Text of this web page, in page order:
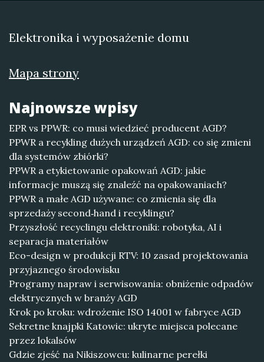
Elektronika i wyposażenie domu
Mapa strony
Najnowsze wpisy
EPR vs PPWR: co musi wiedzieć producent AGD?
PPWR a recykling dużych urządzeń AGD: co się zmieni
dla systemów zbiórki?
PPWR a etykietowanie opakowań AGD: jakie
informacje muszą się znaleźć na opakowaniach?
PPWR a małe AGD używane: co zmienia się dla
sprzedaży second‑hand i recyklingu?
Przyszłość recyclingu elektroniki: robotyka, AI i
separacja materiałów
Eco-design w produkcji RTV: 10 zasad projektowania
przyjaznego środowisku
Programy napraw i serwisowania: obniżenie odpadów
elektrycznych w branży AGD
Krok po kroku: wdrożenie ISO 14001 w fabryce AGD
Sekretne knajpki Katowic: ukryte miejsca polecane
przez lokalsów
Gdzie zjeść na Nikiszowcu: kulinarne perełki